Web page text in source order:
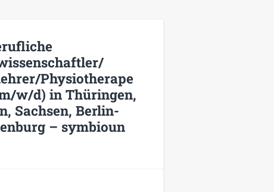
Physiotherape
w/d) in Thüringen,
Sachsen, Berlin-
– symbioun